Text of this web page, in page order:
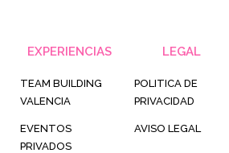
EXPERIENCIAS
TEAM BUILDING
VALENCIA
EVENTOS
PRIVADOS
LEGAL
POLITICA DE
PRIVACIDAD
AVISO LEGAL